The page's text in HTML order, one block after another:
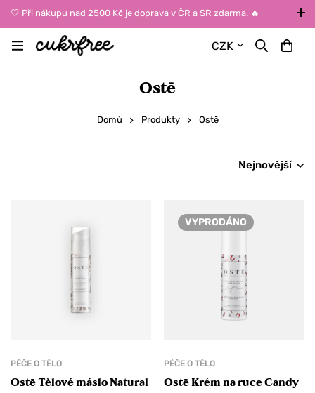
🤍 Při nákupu nad 2500 Kč je doprava v ČR a SR zdarma. 🔥
UPOZORNĚNÍ: Během léta vybírejte dopravu kurýrem nebo do Z-
BOXů umístěných uvnitř budov. Reklamace zboží způsobené
CZK
Ostē
Domů Produkty Ostē
Nejnovější
PÉČE O TĚLO
Ostē Tělové máslo Natural
VYPRODÁNO
PÉČE O TĚLO
Ostē Krém na ruce Candy